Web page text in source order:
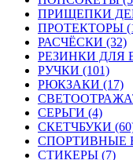
ПРИЩЕПКИ
ПРОТЕКТОРЫ
РАСЧЁСКИ (32)
РЕЗИНКИ ДЛЯ
РУЧКИ (101)
РЮКЗАКИ (17)
СЕРЬГИ (4)
СКЕТЧБУКИ
СПОРТИВНЫЕ
СТИКЕРЫ (7)